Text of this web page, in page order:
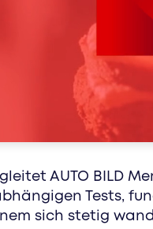
AUTO BILD
Tests,
sich stetig